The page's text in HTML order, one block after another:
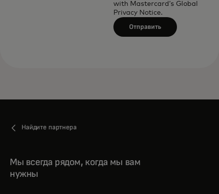
with Mastercard’s Global
Privacy Notice.
Отправить
Найдите партнера
Мы всегда рядом, когда мы вам
нужны